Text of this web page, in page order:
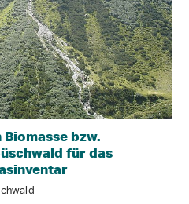
bzw.
für das